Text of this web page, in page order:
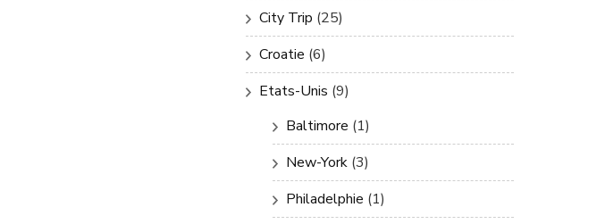
City Trip (25)
Croatie (6)
Etats-Unis (9)
Baltimore (1)
New-York (3)
Philadelphie (1)